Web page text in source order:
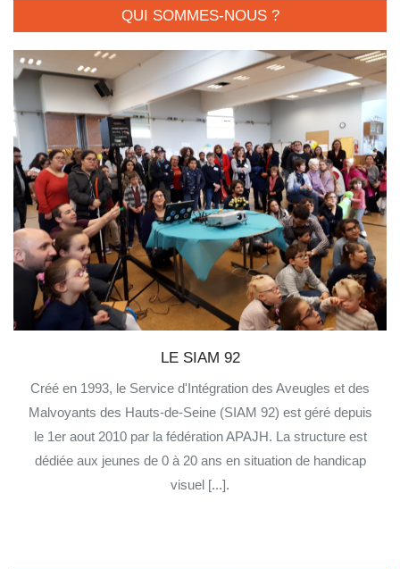
QUI SOMMES-NOUS ?
LE SIAM 92
Créé en 1993, le Service d'Intégration des Aveugles et des
Malvoyants des Hauts-de-Seine (SIAM 92) est géré depuis
le 1er aout 2010 par la fédération APAJH. La structure est
dédiée aux jeunes de 0 à 20 ans en situation de handicap
visuel [...].